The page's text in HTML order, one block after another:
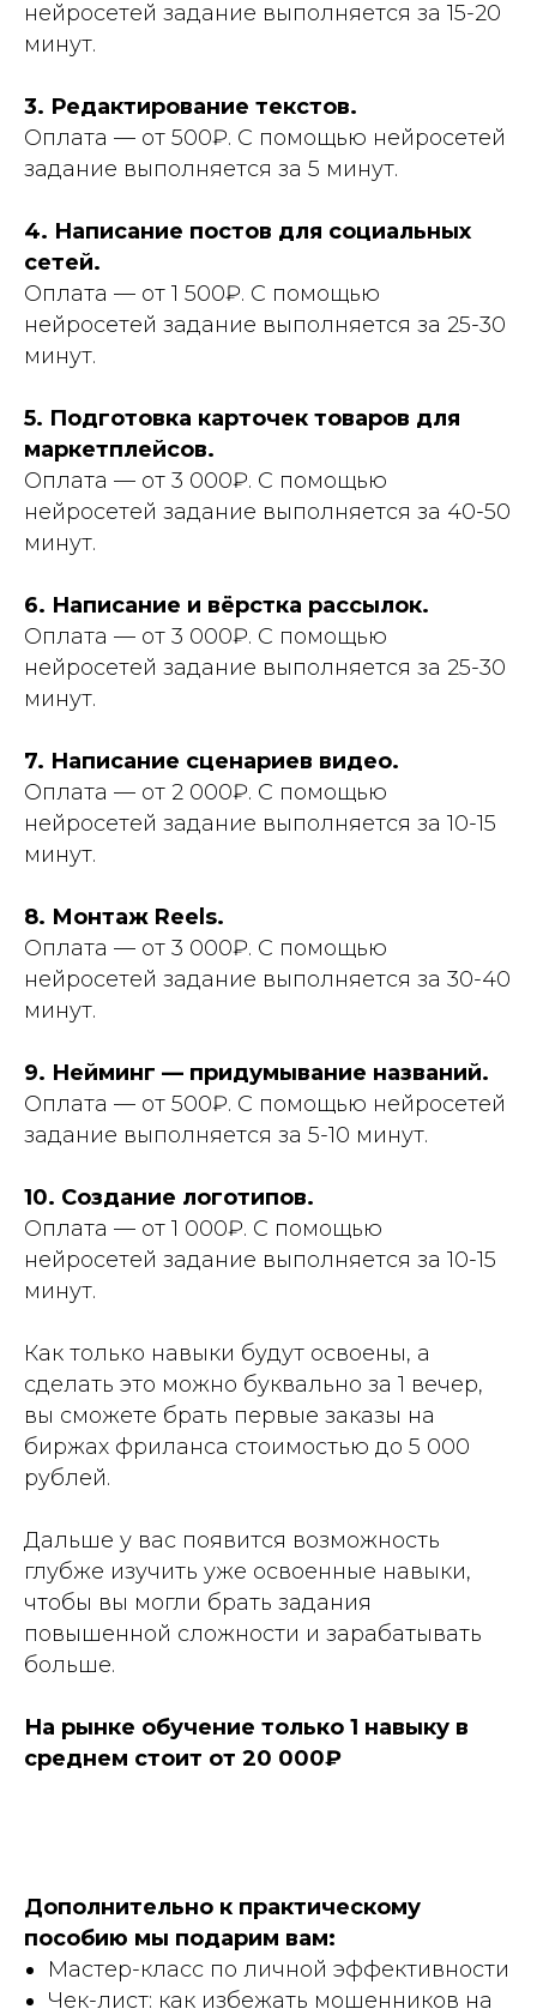
Но это не значит, что вас ждут только
копеечные задания, дохода с которых
рассчитывать на непрерывный поток
заказов и стабильный доход на удаленке.
нейросетей задание выполняется за 15-20
минут.
3. Редактирование текстов.
Оплата — от 500₽. С помощью нейросетей
задание выполняется за 5 минут.
4. Написание постов для социальных
сетей.
Оплата — от 1 500₽. С помощью
нейросетей задание выполняется за 25-30
минут.
5. Подготовка карточек товаров для
маркетплейсов.
Оплата — от 3 000₽. С помощью
нейросетей задание выполняется за 40-50
минут.
6. Написание и вёрстка рассылок.
Оплата — от 3 000₽. С помощью
нейросетей задание выполняется за 25-30
минут.
7. Написание сценариев видео.
Оплата — от 2 000₽. С помощью
нейросетей задание выполняется за 10-15
минут.
8. Монтаж Reels.
Оплата — от 3 000₽. С помощью
нейросетей задание выполняется за 30-40
минут.
9. Нейминг — придумывание названий.
Оплата — от 500₽. С помощью нейросетей
задание выполняется за 5-10 минут.
10. Создание логотипов.
Оплата — от 1 000₽. С помощью
нейросетей задание выполняется за 10-15
минут.
Как только навыки будут освоены, а
сделать это можно буквально за 1 вечер,
вы сможете брать первые заказы на
биржах фриланса стоимостью до 5 000
рублей.
Дальше у вас появится возможность
глубже изучить уже освоенные навыки,
чтобы вы могли брать задания
повышенной сложности и зарабатывать
больше.
На рынке обучение только 1 навыку в
среднем стоит от 20 000₽
Дополнительно к практическому
пособию мы подарим вам:
Мастер-класс по личной эффективности
Чек-лист: как избежать мошенников на
ВРЕМЯ УЖЕ ИДЕТ
минут
4
секунд
3 990 ₽ -50%
ЗАБРАТЬ МАСТЕР-КЛАСС